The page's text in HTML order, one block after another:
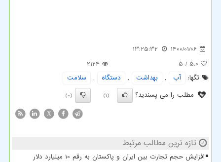
1400/01/06
13:25:32
5.0
/ 5
2124
تگها:
آب , بهداشت , دستگاه ,
سلامت
مطلب را می پسندید؟
(1)
(0)
X
تازه ترین مطالب مرتبط
افزایش حجم تجارت بین ایران و پاکستان به رقم 10 میلیارد دلار